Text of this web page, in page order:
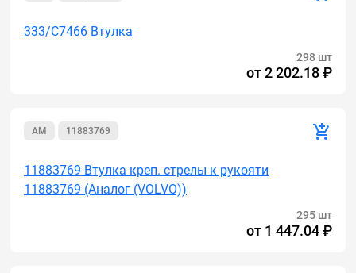
333/C7466 Втулка
298 шт
от2 202.18 ₽
AM 11883769
11883769 Втулка креп. стрелы к рукояти
11883769 (Аналог (VOLVO))
295 шт
от 1 447.04 ₽